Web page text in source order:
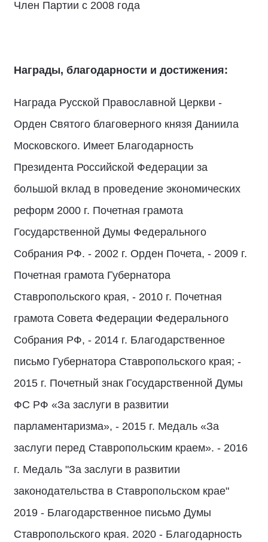
Член Партии с 2008 года
Награды, благодарности и достижения:
Награда Русской Православной Церкви -
Орден Святого благоверного князя Даниила
Московского. Имеет Благодарность
Президента Российской Федерации за
большой вклад в проведение экономических
реформ 2000 г. Почетная грамота
Государственной Думы Федерального
Собрания РФ. - 2002 г. Орден Почета, - 2009 г.
Почетная грамота Губернатора
Ставропольского края, - 2010 г. Почетная
грамота Совета Федерации Федерального
Собрания РФ, - 2014 г. Благодарственное
письмо Губернатора Ставропольского края; -
2015 г. Почетный знак Государственной Думы
ФС РФ «За заслуги в развитии
парламентаризма», - 2015 г. Медаль «За
заслуги перед Ставропольским краем». - 2016
г. Медаль "За заслуги в развитии
законодательства в Ставропольском крае"
2019 - Благодарственное письмо Думы
Ставропольского края. 2020 - Благодарность